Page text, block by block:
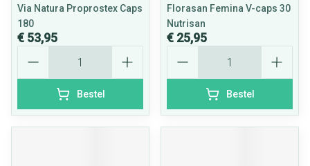
Via Natura Proprostex Caps
180
€ 53,95
Bestel
Florasan Femina V-caps 30
Nutrisan
€ 25,95
Bestel